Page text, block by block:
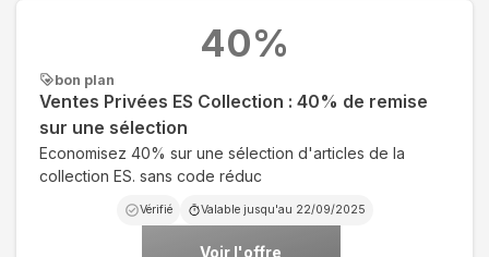
bon plan
Ventes Privées ES Collection : 40% de remise
sur une sélection
Economisez 40% sur une sélection d'articles de la
collection ES. sans code réduc
Vérifié Valable jusqu'au 22/09/2025
Voir l'offre
40%